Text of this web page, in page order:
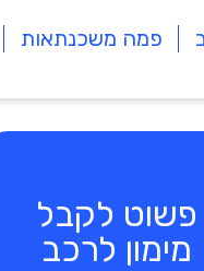
פמה משכנתאות
פשוט לקבל
מימון לרכב